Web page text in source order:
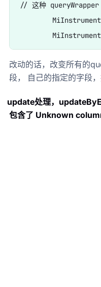
// 这种
改动的话，改变所有的
段， 自己的指定的字段
update处理，
包含了 Unknown